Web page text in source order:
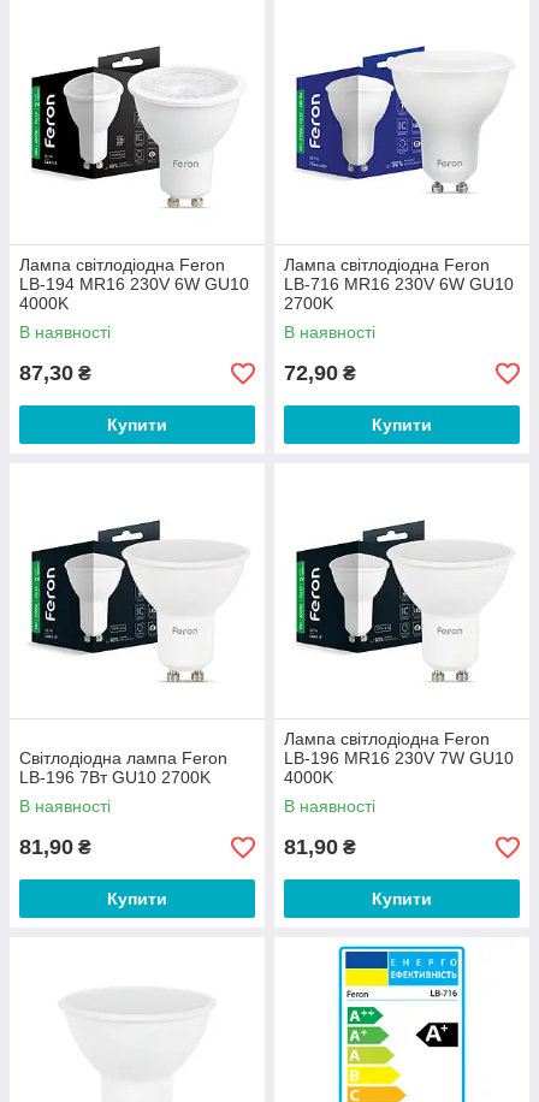
Лампа світлодіодна Feron
LB-194 MR16 230V 6W GU10
4000K
В наявності
87,30 ₴
Купити
Лампа світлодіодна Feron
LB-716 MR16 230V 6W GU10
2700K
В наявності
72,90 ₴
Купити
Світлодіодна лампа Feron
LB-196 7Вт GU10 2700K
В наявності
81,90 ₴
Купити
Лампа світлодіодна Feron
LB-196 MR16 230V 7W GU10
4000K
В наявності
81,90 ₴
Купити